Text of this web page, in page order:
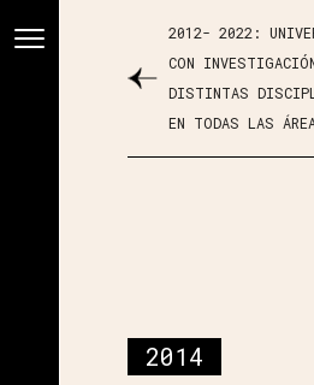
2012- 2022:
CON
DISTINTAS
EN TODAS LAS
2014